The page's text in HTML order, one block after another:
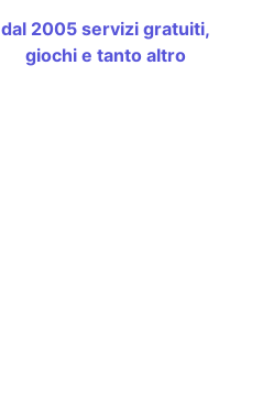
dal 2005 servizi gratuiti,
giochi e tanto altro